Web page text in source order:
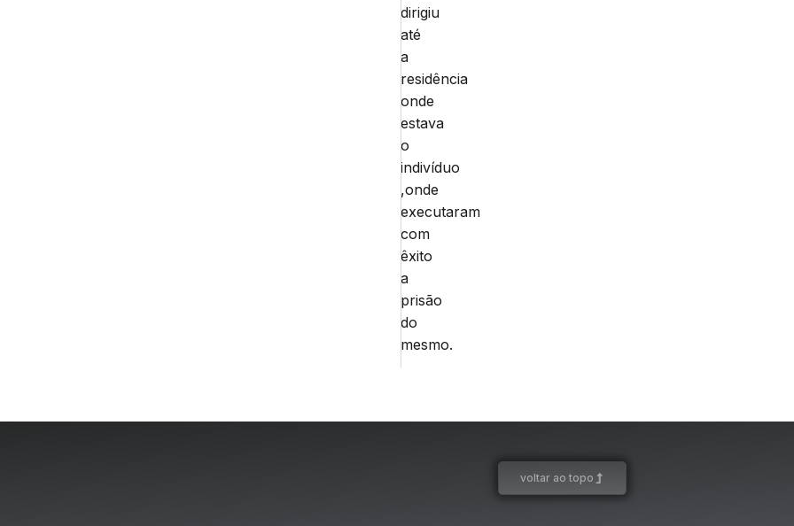
dirigiu
até
a
residência
onde
estava
o
indivíduo
,onde
executaram
com
êxito
a
prisão
do
mesmo.
voltar ao topo